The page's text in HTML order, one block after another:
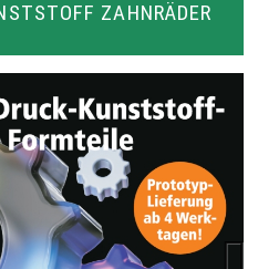
ZAHNRÄDER